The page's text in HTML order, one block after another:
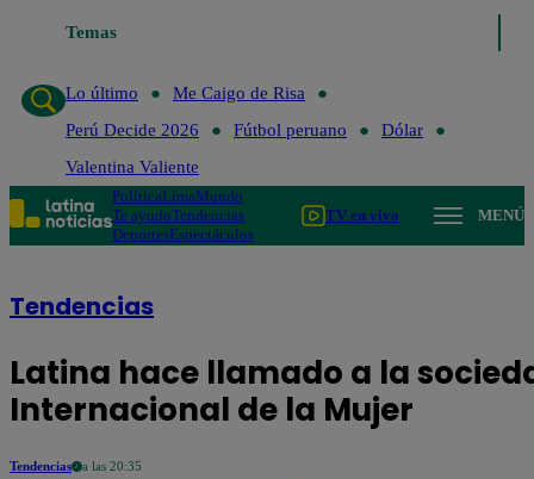
Temas
Lo último
Me Caigo de Risa
Perú Decide 2026
Fútbol peruano
Dólar
Valentina Valiente
PolíticaLimaMundo
Te ayudoTendencias
DeportesEspectáculos
TV en vivo MENÚ
Tendencias
Latina hace llamado a la
Internacional de la Mujer
Tendencias a las 20:35